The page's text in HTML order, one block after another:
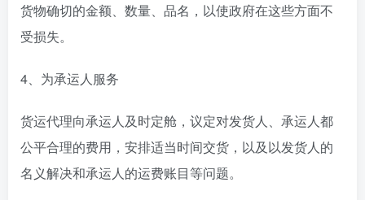
货物确切的金额、数量、品名，以使政府在这些方面不
受损失。
4、为承运人服务
货运代理向承运人及时定舱，议定对发货人、承运人都
公平合理的费用，安排适当时间交货，以及以发货人的
名义解决和承运人的运费账目等问题。